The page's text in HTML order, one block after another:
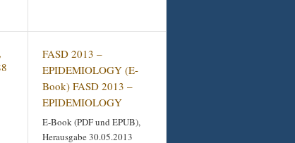
FASD 2013 –
EPIDEMIOLOGY (E-
Book) FASD 2013 –
EPIDEMIOLOGY
E-Book (PDF und EPUB),
Herausgabe 30.05.2013